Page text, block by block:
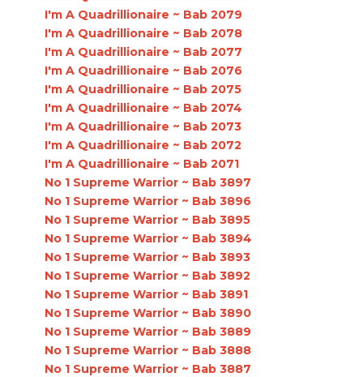
I'm A Quadrillionaire ~ Bab 2079
I'm A Quadrillionaire ~ Bab 2078
I'm A Quadrillionaire ~ Bab 2077
I'm A Quadrillionaire ~ Bab 2076
I'm A Quadrillionaire ~ Bab 2075
I'm A Quadrillionaire ~ Bab 2074
I'm A Quadrillionaire ~ Bab 2073
I'm A Quadrillionaire ~ Bab 2072
I'm A Quadrillionaire ~ Bab 2071
No 1 Supreme Warrior ~ Bab 3897
No 1 Supreme Warrior ~ Bab 3896
No 1 Supreme Warrior ~ Bab 3895
No 1 Supreme Warrior ~ Bab 3894
No 1 Supreme Warrior ~ Bab 3893
No 1 Supreme Warrior ~ Bab 3892
No 1 Supreme Warrior ~ Bab 3891
No 1 Supreme Warrior ~ Bab 3890
No 1 Supreme Warrior ~ Bab 3889
No 1 Supreme Warrior ~ Bab 3888
No 1 Supreme Warrior ~ Bab 3887